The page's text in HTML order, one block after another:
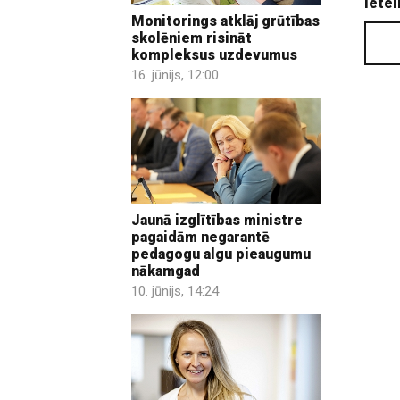
Monitorings atklāj grūtības
skolēniem risināt
kompleksus uzdevumus
16. jūnijs, 12:00
Jaunā izglītības ministre
pagaidām negarantē
pedagogu algu pieaugumu
nākamgad
10. jūnijs, 14:24